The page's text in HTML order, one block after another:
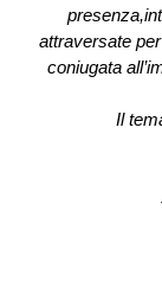
attraversate
coniugata
Il